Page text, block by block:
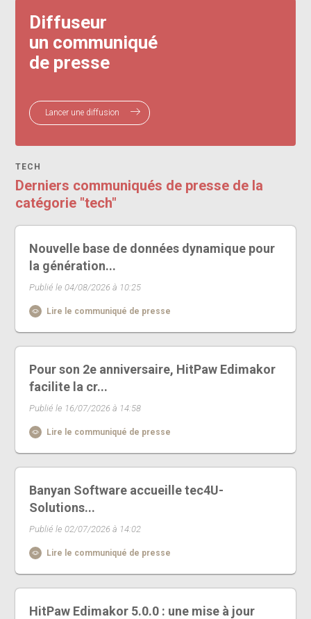
Diffuseur
un communiqué
de presse
Lancer une diffusion
TECH
Derniers communiqués de presse de la
catégorie "tech"
Nouvelle base de données dynamique pour
la génération...
Publié le 04/08/2026 à 10:25
Lire le communiqué de presse
Pour son 2e anniversaire, HitPaw Edimakor
facilite la cr...
Publié le 16/07/2026 à 14:58
Lire le communiqué de presse
Banyan Software accueille tec4U-
Solutions...
Publié le 02/07/2026 à 14:02
Lire le communiqué de presse
HitPaw Edimakor 5.0.0 : une mise à jour